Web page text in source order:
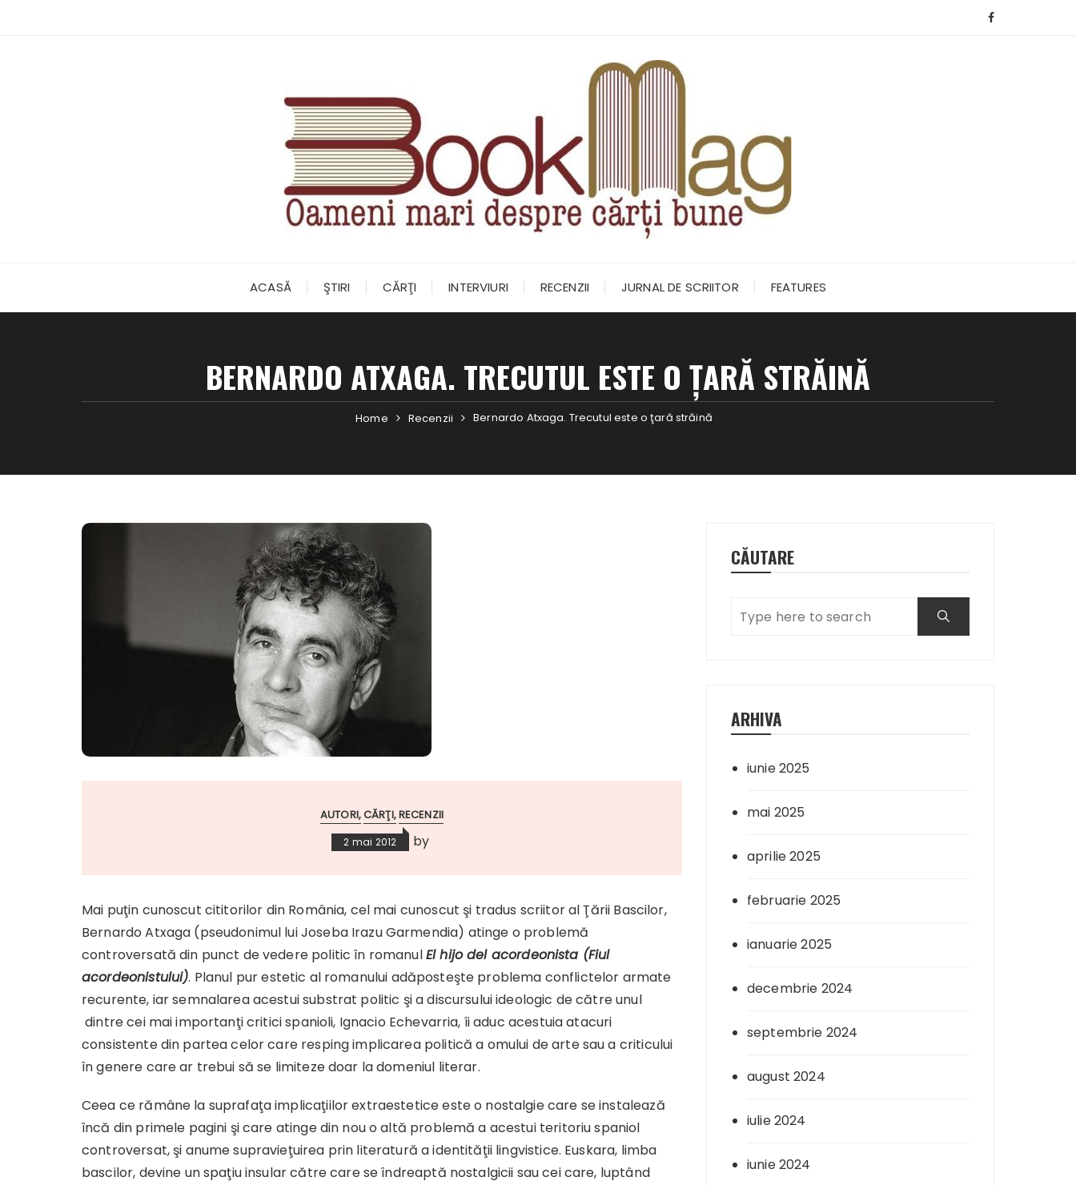
ACASĂ ŞTIRI CĂRŢI INTERVIURI RECENZII JURNAL DE SCRIITOR FEATURES
BERNARDO ATXAGA. TRECUTUL ESTE O ŢARĂ STRĂINĂ
Home Recenzii Bernardo Atxaga. Trecutul este o ţară străină
AUTORI CĂRŢI RECENZII
2 mai 2012 by
Mai puţin cunoscut cititorilor din România, cel mai cunoscut şi tradus scriitor al Ţării Bascilor,
Bernardo Atxaga (pseudonimul lui Joseba Irazu Garmendia) atinge o problemă
controversată din punct de vedere politic în romanulEl hijo del acordeonista (Fiul
acordeonistului). Planul pur estetic al romanului adăposteşte problema conflictelor armate
recurente, iar semnalarea acestui substrat politic şi a discursului ideologic de către unul
dintre cei mai importanţi critici spanioli, Ignacio Echevarria, îi aduc acestuia atacuri
consistente din partea celor care resping implicarea politică a omului de arte sau a criticului
în genere care ar trebui să se limiteze doar la domeniul literar.
Ceea ce rămâne la suprafaţa implicaţiilor extraestetice este o nostalgie care se instalează
încă din primele pagini şi care atinge din nou o altă problemă a acestui teritoriu spaniol
controversat, şi anume supravieţuirea prin literatură a identităţii lingvistice. Euskara, limba
bascilor, devine un spaţiu insular către care se îndreaptă nostalgicii sau cei care, luptând
CĂUTARE
ARHIVA
iunie 2025
mai 2025
aprilie 2025
februarie 2025
ianuarie 2025
decembrie 2024
septembrie 2024
august 2024
iulie 2024
iunie 2024